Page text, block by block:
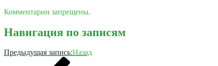
Комментарии запрещены.
Навигация по записям
Предыдущая запись:Назад